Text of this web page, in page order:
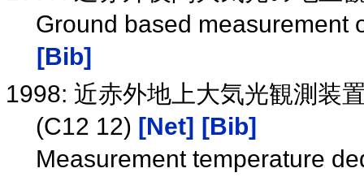
Ground based
[Bib]
1998: 近赤外地上大気光観測装
(C12 12) [Net] [Bib]
Measurement temperature